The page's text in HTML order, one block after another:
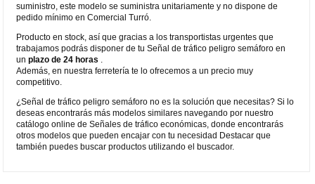
suministro, este modelo se suministra unitariamente y no dispone de
pedido mínimo en Comercial Turró.
Producto en stock, así que gracias a los transportistas urgentes que
trabajamos podrás disponer de tu Señal de tráfico peligro semáforo en
unplazo de 24 horas
Además, en nuestra ferretería te lo ofrecemos a un precio muy
competitivo.
¿Señal de tráfico peligro semáforo no es la solución que necesitas? Si lo
deseas encontrarás más modelos similares navegando por nuestro
catálogo online de Señales de tráfico económicas, donde encontrarás
otros modelos que pueden encajar con tu necesidad Destacar que
también puedes buscar productos utilizando el buscador.